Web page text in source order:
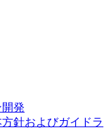
発
針およびガイドラ